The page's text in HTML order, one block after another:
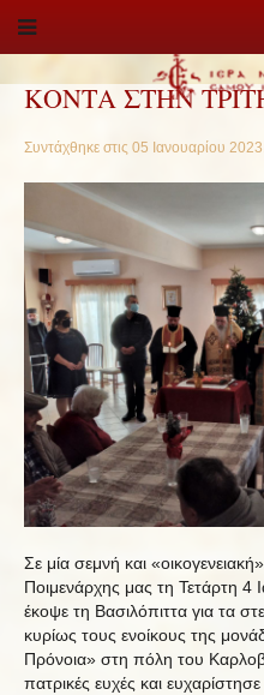
ΚΟΝΤΑ ΣΤΗΝ
Συντάχθηκε στις 05 Ιανουαρίου 2023
Σε μία σεμνή και
Ποιμενάρχης μας τη Τετάρτη 4
έκοψε τη Βασιλόπιττα για τα
κυρίως τους ενοίκους της
Πρόνοια» στη πόλη του
πατρικές ευχές και